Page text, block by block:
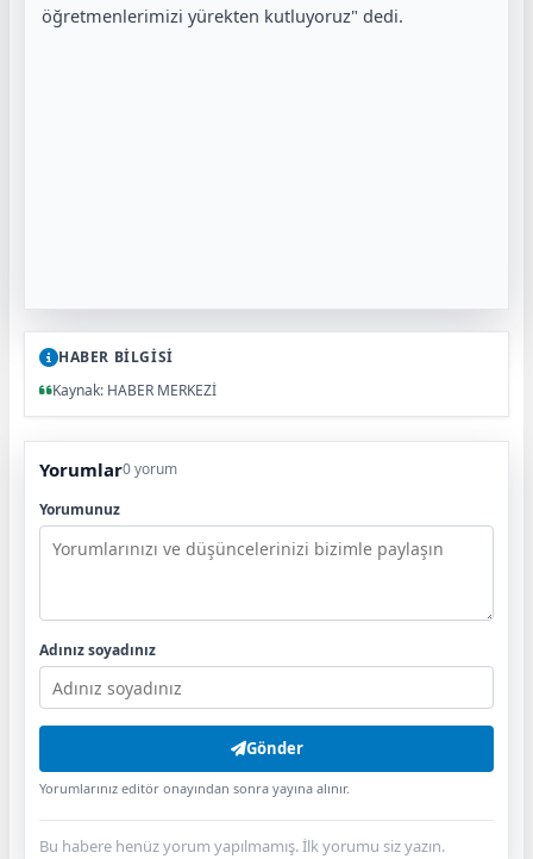
öğretmenlerimizi yürekten kutluyoruz" dedi.
HABER BİLGİSİ
Kaynak: HABER MERKEZİ
Yorumlar0 yorum
Yorumunuz
Adınız soyadınız
Gönder
Yorumlarınız editör onayından sonra yayına alınır.
Bu habere henüz yorum yapılmamış. İlk yorumu siz yazın.